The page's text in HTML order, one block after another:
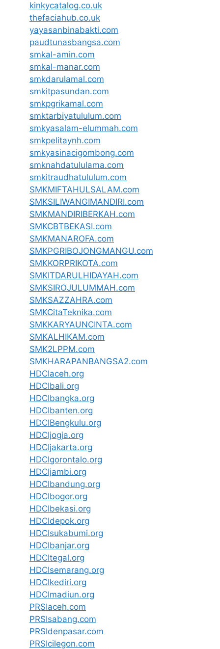
kinkycatalog.co.uk
thefaciahub.co.uk
yayasanbinabakti.com
paudtunasbangsa.com
smkal-amin.com
smkal-manar.com
smkdarulamal.com
smkitpasundan.com
smkpgrikamal.com
smktarbiyatululum.com
smkyasalam-elummah.com
smkpelitaynh.com
smkyasinacigombong.com
smknahdatululama.com
smkitraudhatululum.com
SMKMIFTAHULSALAM.com
SMKSILIWANGIMANDIRI.com
SMKMANDIRIBERKAH.com
SMKCBTBEKASI.com
SMKMANAROFA.com
SMKPGRIBOJONGMANGU.com
SMKKORPRIKOTA.com
SMKITDARULHIDAYAH.com
SMKSIROJULUMMAH.com
SMKSAZZAHRA.com
SMKCitaTeknika.com
SMKKARYAUNCINTA.com
SMKALHIKAM.com
SMK2LPPM.com
SMKHARAPANBANGSA2.com
HDCIaceh.org
HDCIbali.org
HDCIbangka.org
HDCIbanten.org
HDCIBengkulu.org
HDCIjogja.org
HDCIjakarta.org
HDCIgorontalo.org
HDCIjambi.org
HDCIbandung.org
HDCIbogor.org
HDCIbekasi.org
HDCIdepok.org
HDCIsukabumi.org
HDCIbanjar.org
HDCItegal.org
HDCIsemarang.org
HDCIkediri.org
HDCImadiun.org
PRSIaceh.com
PRSIsabang.com
PRSIdenpasar.com
PRSIcilegon.com